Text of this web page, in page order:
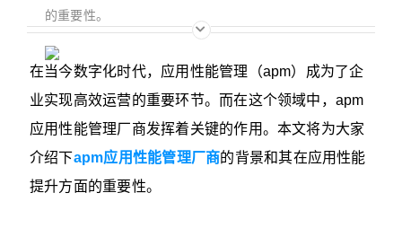
博客
搜
索：
的重要性。
在当今数字化时代，应用性能管理（apm）成为了企
业实现高效运营的重要环节。而在这个领域中，apm
应用性能管理厂商发挥着关键的作用。本文将为大家
介绍下apm应用性能管理厂商​的背景和其在应用性能
提升方面的重要性。